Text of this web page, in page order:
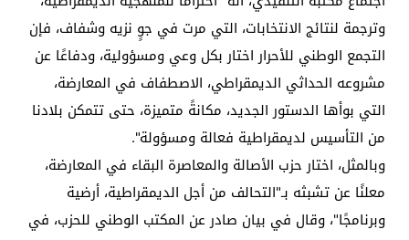
وترجمة لنتائج الانتخابات، التي مرت في جوٍ نزيه وشفاف، فإن
التجمع الوطني للأحرار اختار بكل وعي ومسؤولية، ودفاعًا عن
مشروعه الحداثي الديمقراطي، الاصطفاف في المعارضة،
التي بوأها الدستور الجديد، مكانةً متميزة، حتى تتمكن بلادنا
من التأسيس لديمقراطية فعالة ومسؤولة".
وبالمثل، اختار حزب الأصالة والمعاصرة البقاء في المعارضة،
معلنًا عن تشبثه بـ"التحالف من أجل الديمقراطية، أرضية
وبرنامجًا"، وقال في بيان صادر عن المكتب الوطني للحزب، في